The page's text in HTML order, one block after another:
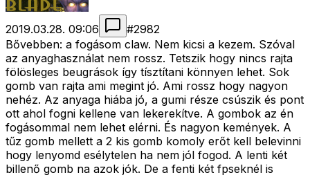
2019.03.28. 09:06 #2982
Bővebben: a fogásom claw. Nem kicsi a kezem. Szóval
az anyaghasználat nem rossz. Tetszik hogy nincs rajta
fölösleges beugrások így tísztítani könnyen lehet. Sok
gomb van rajta ami megint jó. Ami rossz hogy nagyon
nehéz. Az anyaga hiába jó, a gumi része csúszik és pont
ott ahol fogni kellene van lekerekítve. A gombok az én
fogásommal nem lehet elérni. És nagyon kemények. A
tűz gomb mellett a 2 kis gomb komoly erőt kell belevinni
hogy lenyomd esélytelen ha nem jól fogod. A lenti két
billenő gomb na azok jók. De a fenti két fpseknél is